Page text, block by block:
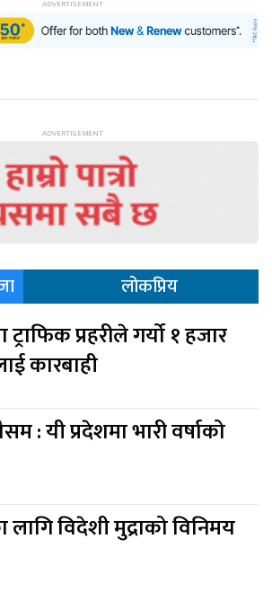
लोकप्रिय
प्रहरीले गर्यो १ हजार
कारबाही
: यी प्रदेशमा भारी वर्षाको
लागि विदेशी मुद्राको विनिमय